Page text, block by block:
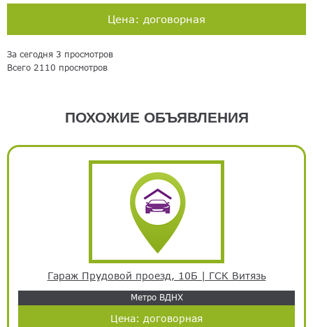
Цена: договорная
За сегодня 3 просмотров
Всего 2110 просмотров
ПОХОЖИЕ ОБЪЯВЛЕНИЯ
Гараж Прудовой проезд, 10Б | ГСК Витязь
Метро ВДНХ
Цена: договорная